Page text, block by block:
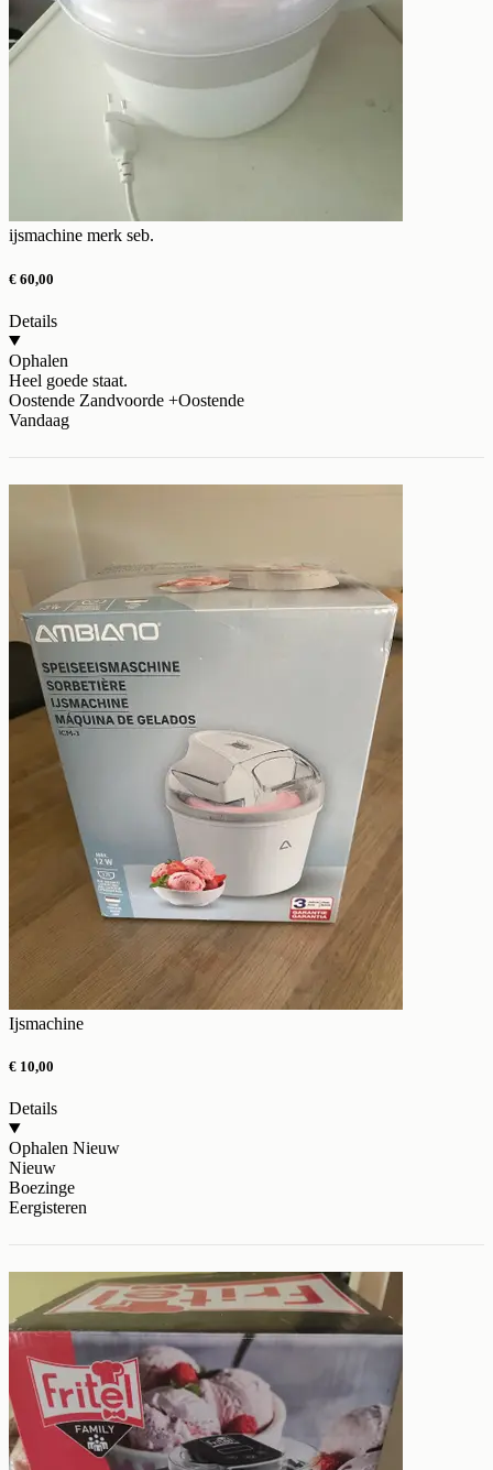
ijsmachine merk seb.
€ 60,00
Details
Ophalen
Heel goede staat.
Oostende Zandvoorde +Oostende
Vandaag
Ijsmachine
€ 10,00
Details
Ophalen Nieuw
Nieuw
Boezinge
Eergisteren